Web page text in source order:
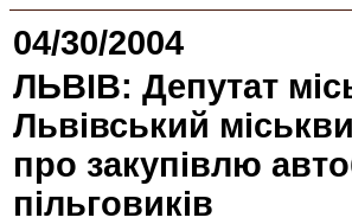
04/30/2004
ЛЬВІВ: Депутат
Львівський
про закупівлю
пільговиків